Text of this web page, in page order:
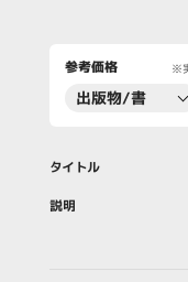
参考価格 ※
出版物/書
タイトル
説明